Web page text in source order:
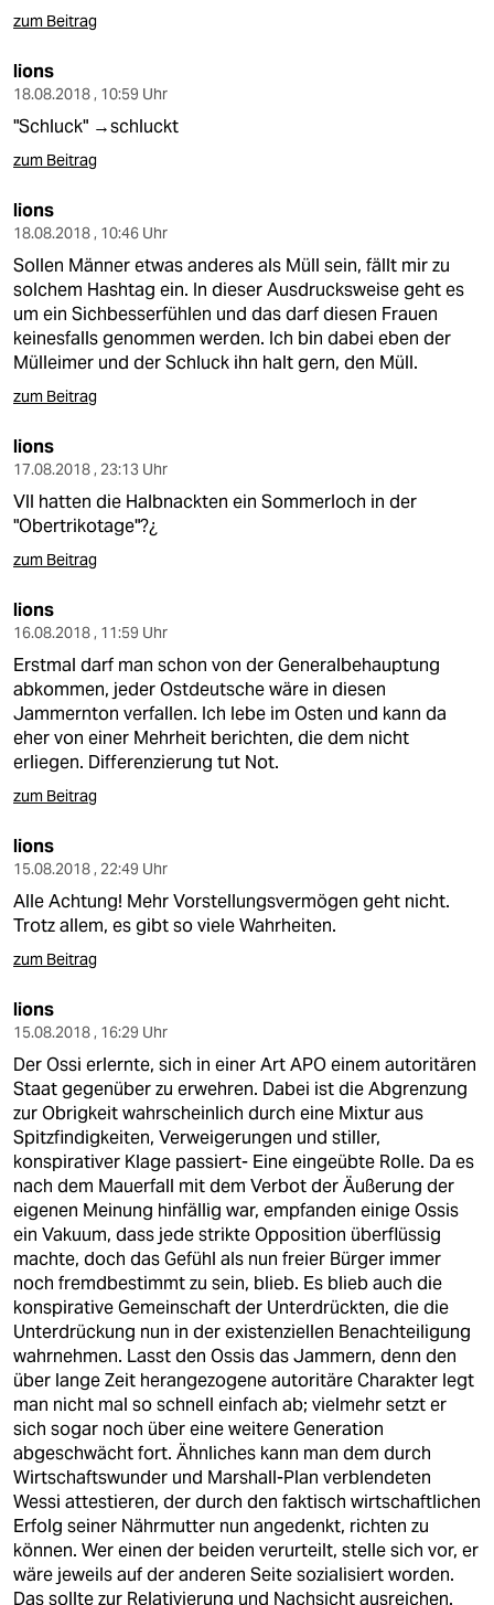
zum Beitrag
lions
18.08.2018 , 10:59 Uhr
"Schluck" →schluckt
zum Beitrag
lions
18.08.2018 , 10:46 Uhr
Sollen Männer etwas anderes als Müll sein, fällt mir zu
solchem Hashtag ein. In dieser Ausdrucksweise geht es
um ein Sichbesserfühlen und das darf diesen Frauen
keinesfalls genommen werden. Ich bin dabei eben der
Mülleimer und der Schluck ihn halt gern, den Müll.
zum Beitrag
lions
17.08.2018 , 23:13 Uhr
Vll hatten die Halbnackten ein Sommerloch in der
"Obertrikotage"?¿
zum Beitrag
lions
16.08.2018 , 11:59 Uhr
Erstmal darf man schon von der Generalbehauptung
abkommen, jeder Ostdeutsche wäre in diesen
Jammernton verfallen. Ich lebe im Osten und kann da
eher von einer Mehrheit berichten, die dem nicht
erliegen. Differenzierung tut Not.
zum Beitrag
lions
15.08.2018 , 22:49 Uhr
Alle Achtung! Mehr Vorstellungsvermögen geht nicht.
Trotz allem, es gibt so viele Wahrheiten.
zum Beitrag
lions
15.08.2018 , 16:29 Uhr
Der Ossi erlernte, sich in einer Art APO einem autoritären
Staat gegenüber zu erwehren. Dabei ist die Abgrenzung
zur Obrigkeit wahrscheinlich durch eine Mixtur aus
Spitzfindigkeiten, Verweigerungen und stiller,
konspirativer Klage passiert- Eine eingeübte Rolle. Da es
nach dem Mauerfall mit dem Verbot der Äußerung der
eigenen Meinung hinfällig war, empfanden einige Ossis
ein Vakuum, dass jede strikte Opposition überflüssig
machte, doch das Gefühl als nun freier Bürger immer
noch fremdbestimmt zu sein, blieb. Es blieb auch die
konspirative Gemeinschaft der Unterdrückten, die die
Unterdrückung nun in der existenziellen Benachteiligung
wahrnehmen. Lasst den Ossis das Jammern, denn den
über lange Zeit herangezogene autoritäre Charakter legt
man nicht mal so schnell einfach ab; vielmehr setzt er
sich sogar noch über eine weitere Generation
abgeschwächt fort. Ähnliches kann man dem durch
Wirtschaftswunder und Marshall-Plan verblendeten
Wessi attestieren, der durch den faktisch wirtschaftlichen
Erfolg seiner Nährmutter nun angedenkt, richten zu
können. Wer einen der beiden verurteilt, stelle sich vor, er
wäre jeweils auf der anderen Seite sozialisiert worden.
Das sollte zur Relativierung und Nachsicht ausreichen.